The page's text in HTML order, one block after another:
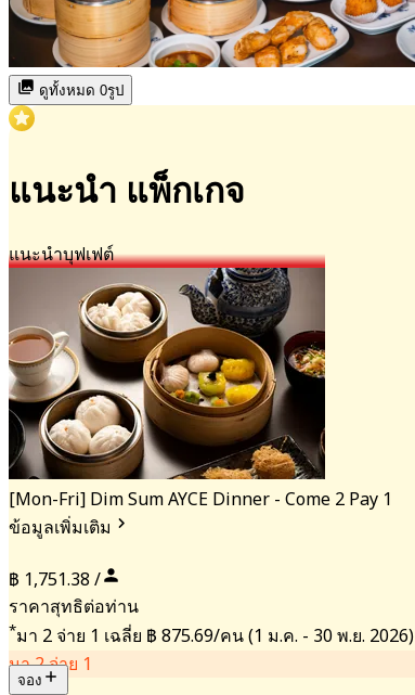
ดูทั้งหมด 0รูป
แนะนำ แพ็กเกจ
แนะนำบุฟเฟต์
[Mon-Fri] Dim Sum AYCE Dinner - Come 2 Pay 1
ข้อมูลเพิ่มเติม
฿ 1,751.38 /
ราคาสุทธิต่อท่าน
*มา 2 จ่าย 1 เฉลี่ย ฿ 875.69/คน(1 ม.ค. - 30 พ.ย. 2026)
มา 2 จ่าย 1
จอง